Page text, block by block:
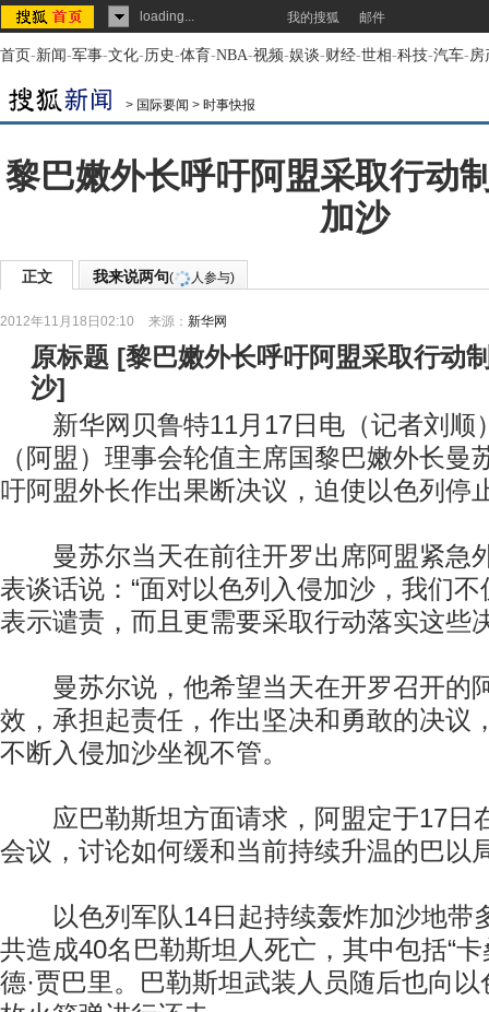
loading... 我的搜狐 邮件
首页-新闻-军事-文化-历史-体育-NBA-视频-娱谈-财经-世相-科技-汽车-房
> 国际要闻 > 时事快报
黎巴嫩外长呼吁阿盟采取行动
加沙
正文 我来说两句( 人参与)
2012年11月18日02:10 来源： 新华网
原标题 [黎巴嫩外长呼吁阿盟采取行动
沙]
新华网贝鲁特11月17日电（记者刘顺
（阿盟）理事会轮值主席国黎巴嫩外长曼
吁阿盟外长作出果断决议，迫使以色列停
曼苏尔当天在前往开罗出席阿盟紧急
表谈话说：“面对以色列入侵加沙，我们
表示谴责，而且更需要采取行动落实这些
曼苏尔说，他希望当天在开罗召开的
效，承担起责任，作出坚决和勇敢的决议
不断入侵加沙坐视不管。
应巴勒斯坦方面请求，阿盟定于17日
会议，讨论如何缓和当前持续升温的巴以
以色列军队14日起持续轰炸加沙地带
共造成40名巴勒斯坦人死亡，其中包括“
德·贾巴里。巴勒斯坦武装人员随后也向